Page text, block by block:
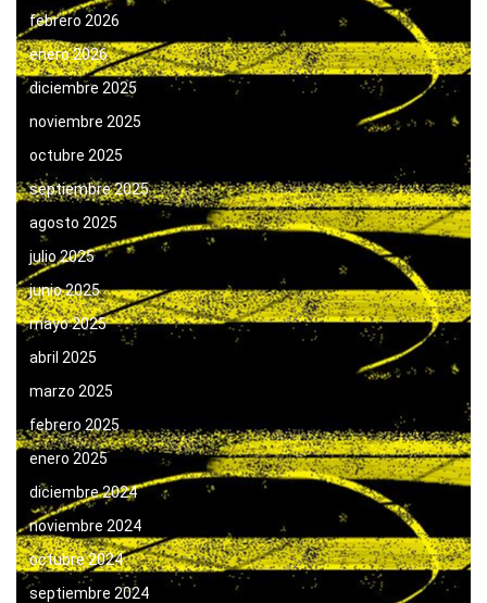
febrero 2026
enero 2026
diciembre 2025
noviembre 2025
octubre 2025
septiembre 2025
agosto 2025
julio 2025
junio 2025
mayo 2025
abril 2025
marzo 2025
febrero 2025
enero 2025
diciembre 2024
noviembre 2024
octubre 2024
septiembre 2024